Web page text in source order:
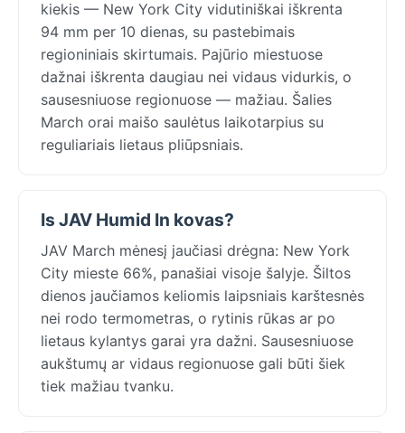
kiekis — New York City vidutiniškai iškrenta
94 mm per 10 dienas, su pastebimais
regioniniais skirtumais. Pajūrio miestuose
dažnai iškrenta daugiau nei vidaus vidurkis, o
sausesniuose regionuose — mažiau. Šalies
March orai maišo saulėtus laikotarpius su
reguliariais lietaus pliūpsniais.
Is JAV Humid In kovas?
JAV March mėnesį jaučiasi drėgna: New York
City mieste 66%, panašiai visoje šalyje. Šiltos
dienos jaučiamos keliomis laipsniais karštesnės
nei rodo termometras, o rytinis rūkas ar po
lietaus kylantys garai yra dažni. Sausesniuose
aukštumų ar vidaus regionuose gali būti šiek
tiek mažiau tvanku.